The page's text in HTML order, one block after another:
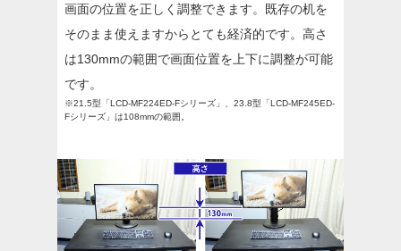
画面の位置を正しく調整できます。既存の机を
そのまま使えますからとても経済的です。高さ
は130mmの範囲で画面位置を上下に調整が可能
です。
※21.5型「LCD-MF224ED-Fシリーズ」、23.8型「LCD-MF245ED-
Fシリーズ」は108mmの範囲。